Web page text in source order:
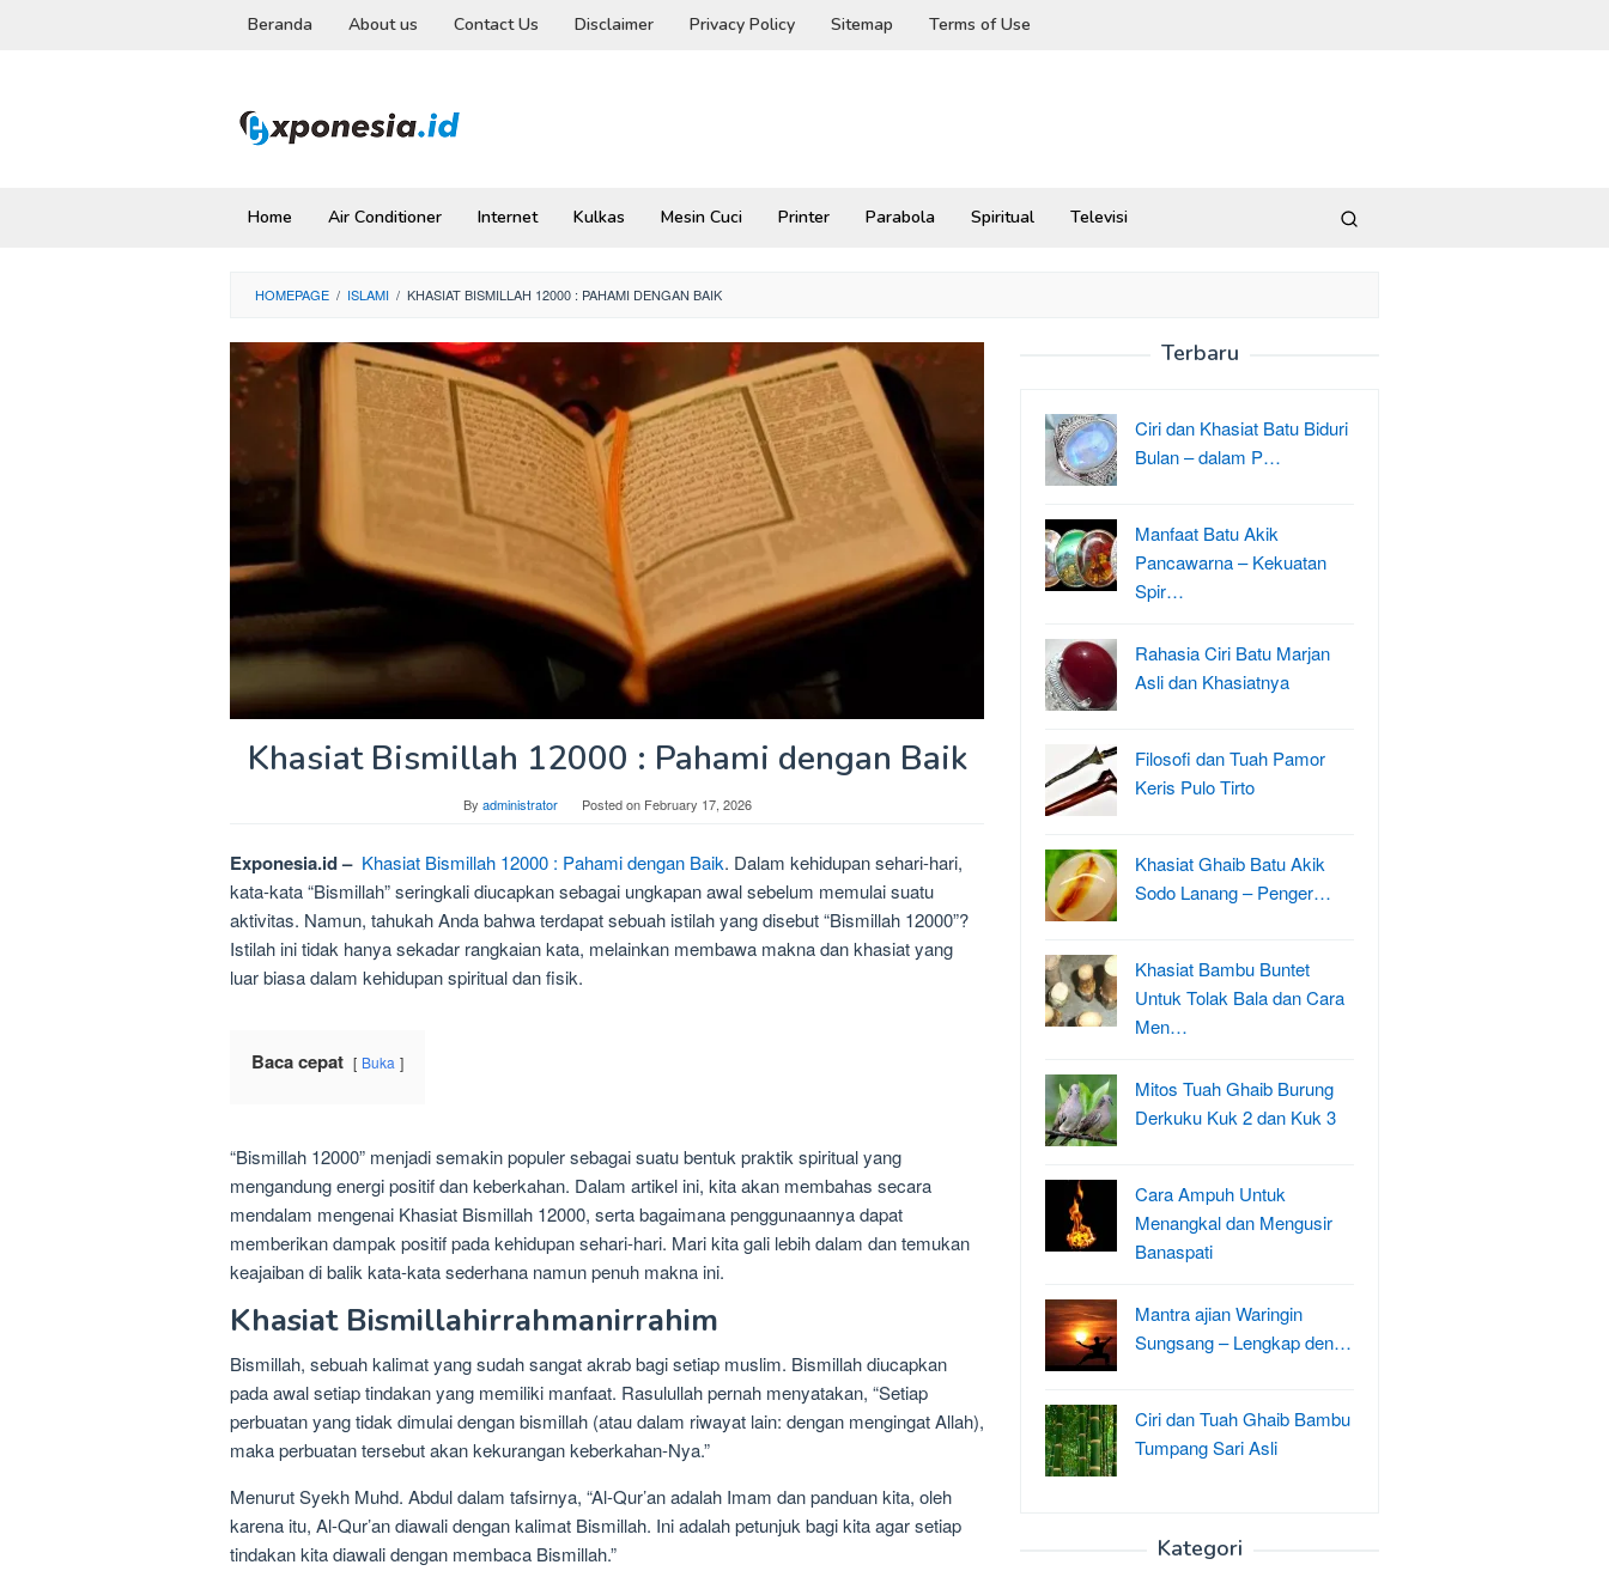
Beranda About us Contact Us Disclaimer Privacy Policy Sitemap Terms of Use
Home Air Conditioner Internet Kulkas Mesin Cuci Printer Parabola Spiritual Televisi
HOMEPAGE / ISLAMI / KHASIAT BISMILLAH 12000 : PAHAMI DENGAN BAIK
Khasiat Bismillah 12000 : Pahami dengan Baik
By administrator Posted on February 17, 2026
Exponesia.id – Khasiat Bismillah 12000 : Pahami dengan Baik. Dalam kehidupan sehari-hari,
kata-kata “Bismillah” seringkali diucapkan sebagai ungkapan awal sebelum memulai suatu
aktivitas. Namun, tahukah Anda bahwa terdapat sebuah istilah yang disebut “Bismillah 12000”?
Istilah ini tidak hanya sekadar rangkaian kata, melainkan membawa makna dan khasiat yang
luar biasa dalam kehidupan spiritual dan fisik.
Baca cepat Buka
“Bismillah 12000” menjadi semakin populer sebagai suatu bentuk praktik spiritual yang
mengandung energi positif dan keberkahan. Dalam artikel ini, kita akan membahas secara
mendalam mengenai Khasiat Bismillah 12000, serta bagaimana penggunaannya dapat
memberikan dampak positif pada kehidupan sehari-hari. Mari kita gali lebih dalam dan temukan
keajaiban di balik kata-kata sederhana namun penuh makna ini.
Khasiat Bismillahirrahmanirrahim
Bismillah, sebuah kalimat yang sudah sangat akrab bagi setiap muslim. Bismillah diucapkan
pada awal setiap tindakan yang memiliki manfaat. Rasulullah pernah menyatakan, “Setiap
perbuatan yang tidak dimulai dengan bismillah (atau dalam riwayat lain: dengan mengingat Allah),
maka perbuatan tersebut akan kekurangan keberkahan-Nya.”
Menurut Syekh Muhd. Abdul dalam tafsirnya, “Al-Qur’an adalah Imam dan panduan kita, oleh
karena itu, Al-Qur’an diawali dengan kalimat Bismillah. Ini adalah petunjuk bagi kita agar setiap
tindakan kita diawali dengan membaca Bismillah.”
Terbaru
Ciri dan Khasiat Batu Biduri
Bulan – dalam P…
Manfaat Batu Akik
Pancawarna – Kekuatan
Spir…
Rahasia Ciri Batu Marjan
Asli dan Khasiatnya
Filosofi dan Tuah Pamor
Keris Pulo Tirto
Khasiat Ghaib Batu Akik
Sodo Lanang – Penger…
Khasiat Bambu Buntet
Untuk Tolak Bala dan Cara
Men…
Mitos Tuah Ghaib Burung
Derkuku Kuk 2 dan Kuk 3
Cara Ampuh Untuk
Menangkal dan Mengusir
Banaspati
Mantra ajian Waringin
Sungsang – Lengkap den…
Ciri dan Tuah Ghaib Bambu
Tumpang Sari Asli
Kategori